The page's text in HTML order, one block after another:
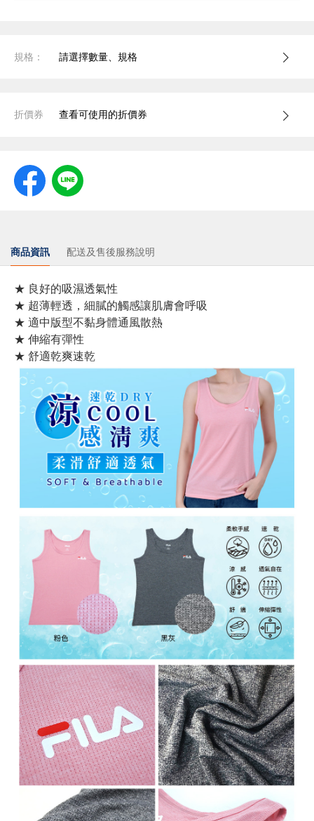
規格： 請選擇數量、規格
折價券 查看可使用的折價券
商品資訊 配送及售後服務說明
★ 良好的吸濕透氣性
★ 超薄輕透，細膩的觸感讓肌膚會呼吸
★ 適中版型不黏身體通風散熱
★ 伸縮有彈性
★ 舒適乾爽速乾